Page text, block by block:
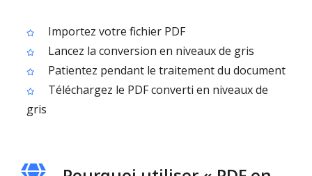
Importez votre fichier PDF
Lancez la conversion en niveaux de gris
Patientez pendant le traitement du document
Téléchargez le PDF converti en niveaux de
gris